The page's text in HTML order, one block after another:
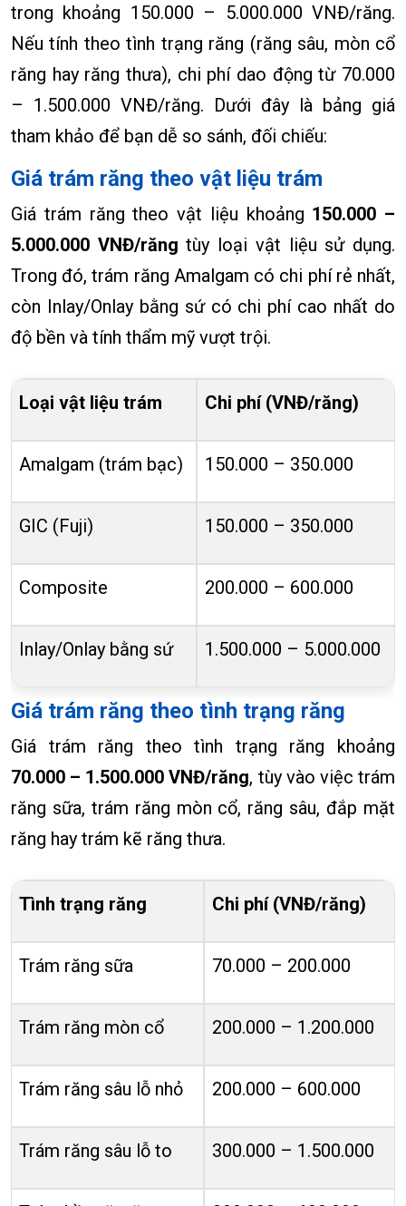
trong khoảng 150.000 – 5.000.000 VNĐ/răng.
Nếu tính theo tình trạng răng (răng sâu, mòn cổ
răng hay răng thưa), chi phí dao động từ 70.000
– 1.500.000 VNĐ/răng. Dưới đây là bảng giá
tham khảo để bạn dễ so sánh, đối chiếu:
Giá trám răng theo vật liệu trám
Giá trám răng theo vật liệu khoảng 150.000 –
5.000.000 VNĐ/răng tùy loại vật liệu sử dụng.
Trong đó, trám răng Amalgam có chi phí rẻ nhất,
còn Inlay/Onlay bằng sứ có chi phí cao nhất do
độ bền và tính thẩm mỹ vượt trội.
Loại vật liệu trám Chi phí (VNĐ/răng)
Amalgam (trám bạc) 150.000 – 350.000
GIC (Fuji) 150.000 – 350.000
Composite 200.000 – 600.000
Inlay/Onlay bằng sứ 1.500.000 – 5.000.000
Giá trám răng theo tình trạng răng
Giá trám răng theo tình trạng răng khoảng
70.000 – 1.500.000 VNĐ/răng, tùy vào việc trám
răng sữa, trám răng mòn cổ, răng sâu, đắp mặt
răng hay trám kẽ răng thưa.
Tình trạng răng Chi phí (VNĐ/răng)
Trám răng sữa 70.000 – 200.000
Trám răng mòn cổ 200.000 – 1.200.000
Trám răng sâu lỗ nhỏ 200.000 – 600.000
Trám răng sâu lỗ to 300.000 – 1.500.000